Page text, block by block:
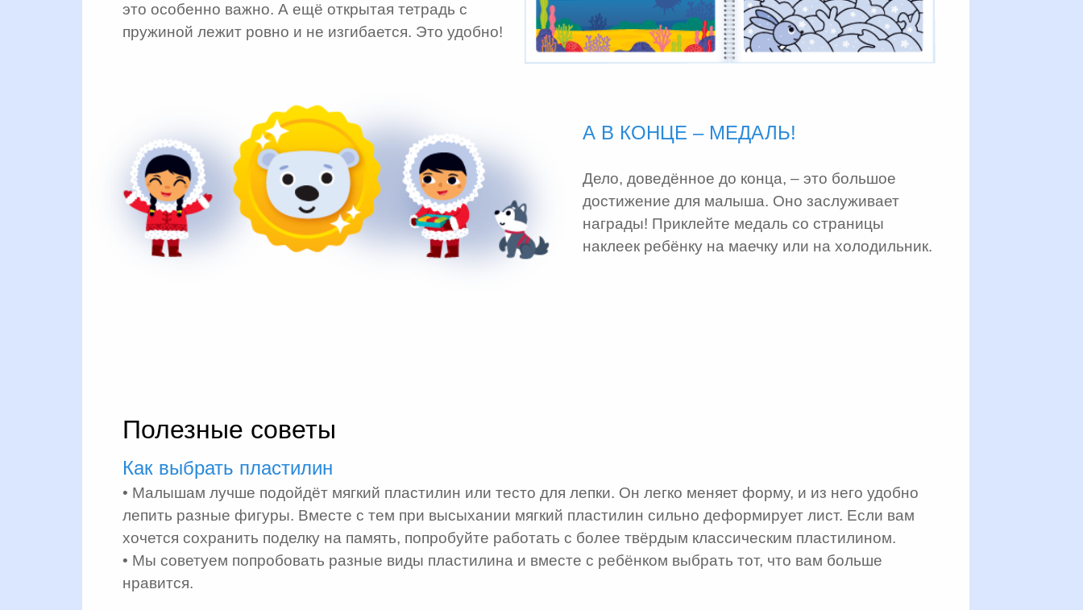
Дело, доведённое до конца, – это большое
достижение для малыша. Оно заслуживает
награды! Приклейте медаль со страницы
наклеек ребёнку на маечку или на холодильник.
А В КОНЦЕ – МЕДАЛЬ!
Полезные советы
• Малышам лучше подойдёт мягкий пластилин или тесто для лепки. Он легко меняет форму, и из него удобно
лепить разные фигуры. Вместе с тем при высыхании мягкий пластилин сильно деформирует лист. Если вам
хочется сохранить поделку на память, попробуйте работать с более твёрдым классическим пластилином.
• Мы советуем попробовать разные виды пластилина и вместе с ребёнком выбрать тот, что вам больше
нравится.
Как выбрать пластилин
это особенно важно. А ещё открытая тетрадь с
пружиной лежит ровно и не изгибается. Это удобно!